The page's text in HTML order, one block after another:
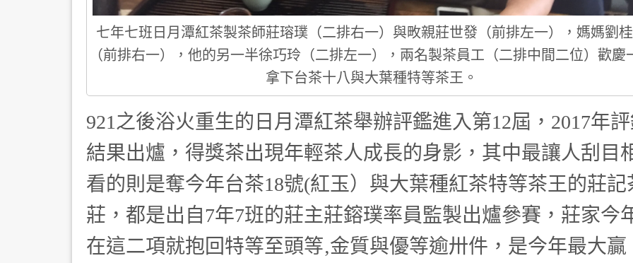
七年七班日月潭紅茶製茶師莊瑢璞（二排右一）與畋親莊世發（前排左一），媽媽劉
（前排右一），他的另一半徐巧玲（二排左一），兩名製茶員工（二排中間二位）歡慶
拿下台茶十八與大葉種特等茶王。
921之後浴火重生的日月潭紅茶舉辦評鑑進入第12屆，2017年
結果出爐，得獎茶出現年輕茶人成長的身影，其中最讓人刮目
看的則是奪今年台茶18號(紅玉）與大葉種紅茶特等茶王的莊記
莊，都是出自7年7班的莊主莊鎔璞率員監製出爐參賽，莊家今
在這二項就抱回特等至頭等‚金質與優等逾卅件，是今年最大贏